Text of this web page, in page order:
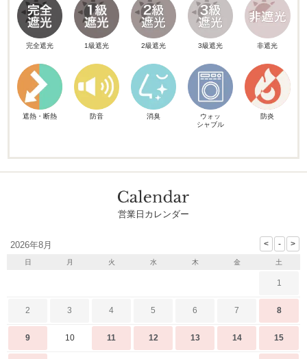
完全遮光 1級遮光 2級遮光 3級遮光 非遮光
遮熱・断熱 防音 消臭
ウォッ
シャブル
防炎
営業日カレンダー
2026年8月
日 月 火 水 木 金 土
1
2 3 4 5 6 7 8
9 10 11 12 13 14 15